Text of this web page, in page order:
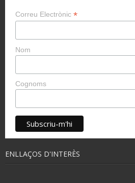
Correu Electrònic *
Nom
Cognoms
ENLLAÇOS D'INTERÈS